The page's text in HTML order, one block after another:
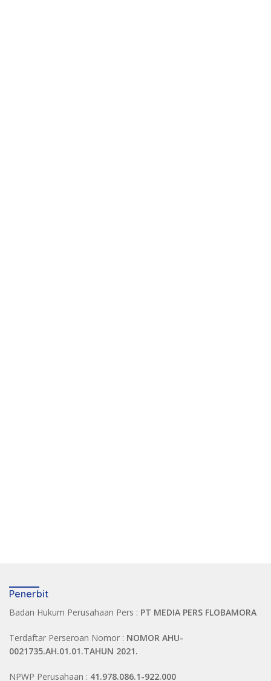
Penerbit
Badan Hukum Perusahaan Pers : PT MEDIA PERS FLOBAMORA
Terdaftar Perseroan Nomor : NOMOR AHU-
0021735.AH.01.01.TAHUN 2021.
NPWP Perusahaan : 41.978.086.1-922.000